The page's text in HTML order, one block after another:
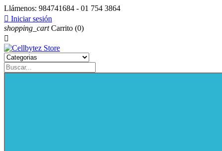
Llámenos: 984741684 - 01 754 3864
 Iniciar sesión
shopping_cart Carrito (0)
